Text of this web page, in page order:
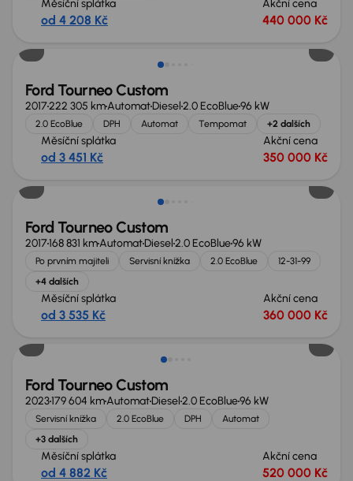
Měsíční splátka
od 4 208 Kč
Akční cena
440 000 Kč
Možnost odpočtu DPH
Ford Tourneo Custom
2017222 305 kmAutomatDiesel2.0 EcoBlue96 kW
2.0 EcoBlue DPH Automat Tempomat +2 dalších
Měsíční splátka
od 3 451 Kč
Akční cena
350 000 Kč
Možnost odpočtu DPH
Ford Tourneo Custom
2017168 831 kmAutomatDiesel2.0 EcoBlue96 kW
Po prvním majiteli Servisní knížka 2.0 EcoBlue
12-31-99
+4 dalších
Měsíční splátka
od 3 535 Kč
Akční cena
360 000 Kč
Zlevněno o 50 000 Kč
Ford Tourneo Custom
2023179 604 kmAutomatDiesel2.0 EcoBlue96 kW
Servisní knížka 2.0 EcoBlue DPH
Automat
+3 dalších
Měsíční splátka
od 4 882 Kč
Akční cena
520 000 Kč